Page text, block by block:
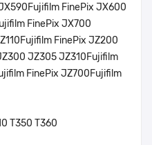
FinePix JX600
FinePix JX700
FinePix JZ200
JZ305 JZ310Fujifilm
FinePix JZ700Fujifilm
T350 T360